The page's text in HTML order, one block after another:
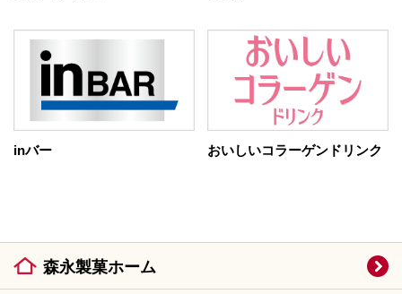
inバー おいしいコラーゲンドリンク
森永製菓ホーム